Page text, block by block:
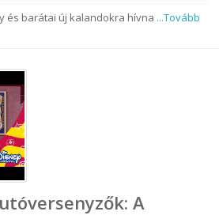
és barátai új kalandokra hívna ...Tovább
A